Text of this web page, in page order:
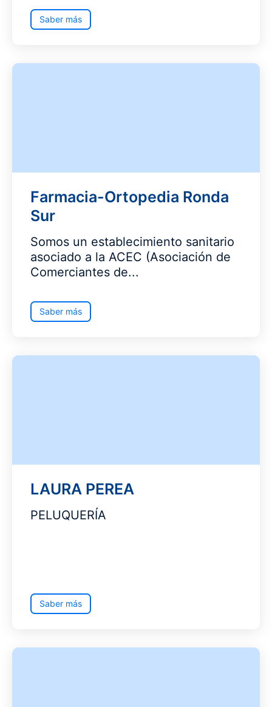
Saber más
Farmacia-Ortopedia Ronda
Sur
Somos un establecimiento sanitario
asociado a la ACEC (Asociación de
Comerciantes de...
Saber más
LAURA PEREA
PELUQUERÍA
Saber más